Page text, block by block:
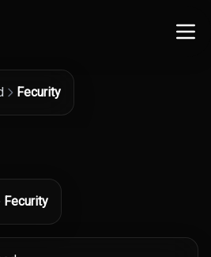
Fecurity
Fecurity